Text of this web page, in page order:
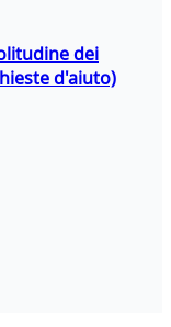
dei
d'aiuto)